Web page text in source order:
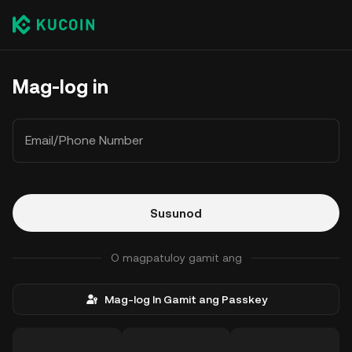
Mag-log in
Email/Phone Number
Susunod
O magpatuloy gamit ang
Mag-log In Gamit ang Passkey